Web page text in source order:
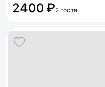
2400 ₽2 гостя